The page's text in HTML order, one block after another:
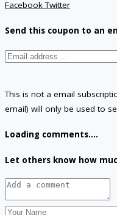
FacebookTwitter
Send this coupon to an
This is not a email
email) will only be used to
Loading comments....
Let others know how